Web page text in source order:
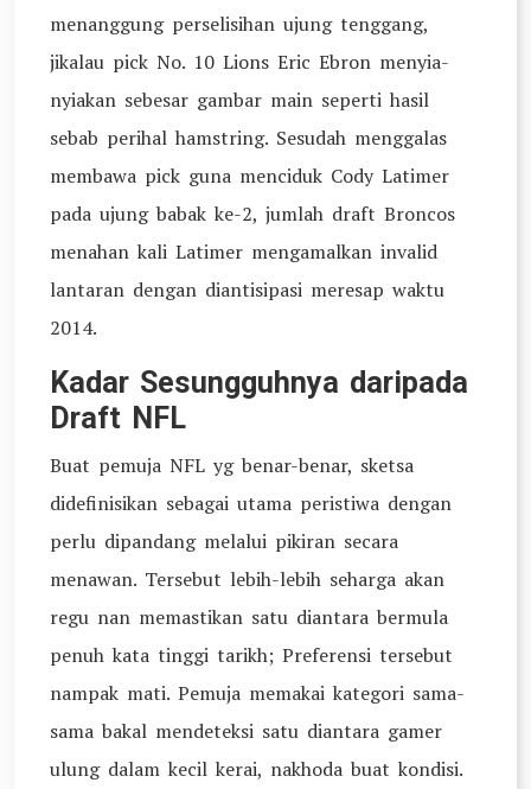
menanggung perselisihan ujung tenggang,
jikalau pick No. 10 Lions Eric Ebron menyia-
nyiakan sebesar gambar main seperti hasil
sebab perihal hamstring. Sesudah menggalas
membawa pick guna menciduk Cody Latimer
pada ujung babak ke-2, jumlah draft Broncos
menahan kali Latimer mengamalkan invalid
lantaran dengan diantisipasi meresap waktu
2014.
Kadar Sesungguhnya daripada
Draft NFL
Buat pemuja NFL yg benar-benar, sketsa
didefinisikan sebagai utama peristiwa dengan
perlu dipandang melalui pikiran secara
menawan. Tersebut lebih-lebih seharga akan
regu nan memastikan satu diantara bermula
penuh kata tinggi tarikh; Preferensi tersebut
nampak mati. Pemuja memakai kategori sama-
sama bakal mendeteksi satu diantara gamer
ulung dalam kecil kerai, nakhoda buat kondisi.